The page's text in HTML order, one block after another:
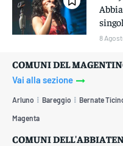
8
COMUNI DEL
Vai alla sezione
Arluno Bareggio Bernate
Magenta
COMUNI